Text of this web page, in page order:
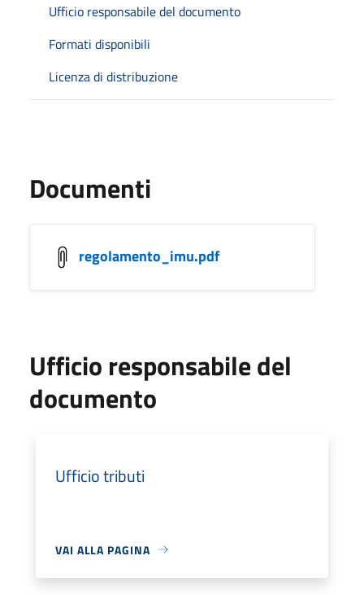
Ufficio responsabile del documento
Formati disponibili
Licenza di distribuzione
Documenti
regolamento_imu.pdf
Ufficio responsabile del
documento
Ufficio tributi
VAI ALLA PAGINA